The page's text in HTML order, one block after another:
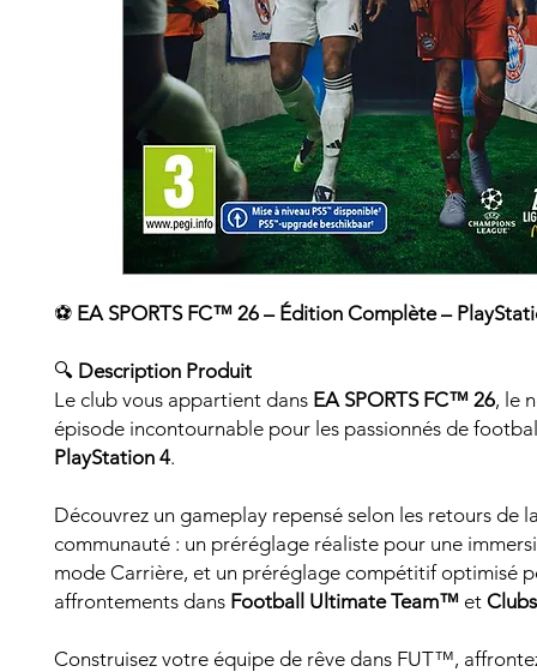
⚽ EA SPORTS FC™ 26 – Édition Complète –
🔍 Description Produit
Le club vous appartient dans EA SPORTS FC™ 26, le
épisode incontournable pour les passionnés de
PlayStation 4.
Découvrez un gameplay repensé selon les retours de
communauté : un préréglage réaliste pour une
mode Carrière, et un préréglage compétitif optimisé
affrontements dans Football Ultimate Team™ et Clubs
Construisez votre équipe de rêve dans FUT™,